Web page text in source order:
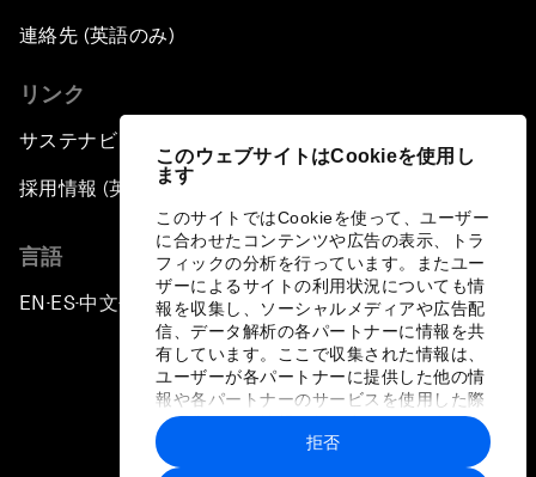
このウェブサイトはCookieを使用し
ます
このサイトではCookieを使って、ユーザー
に合わせたコンテンツや広告の表示、トラ
フィックの分析を行っています。またユー
ザーによるサイトの利用状況についても情
報を収集し、ソーシャルメディアや広告配
信、データ解析の各パートナーに情報を共
有しています。ここで収集された情報は、
ユーザーが各パートナーに提供した他の情
報や各パートナーのサービスを使用した際
に収集された情報と組み合わされ、各パー
トナーによって使用されることがありま
す。
拒否
連絡先 (英語のみ)
リンク
サステナビリティへの取り組み
採用情報 (英語のみ)
言語
EN ▪ES▪中文▪ 日本語
プライバシーポリシーと利用規約